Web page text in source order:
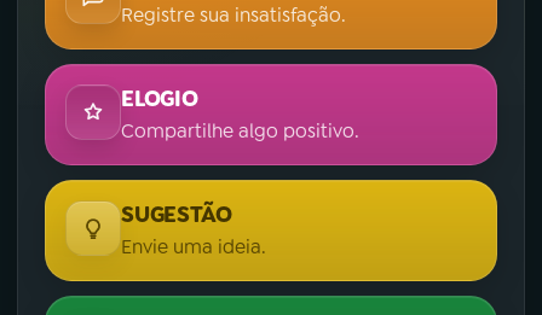
Registre sua insatisfação.
ELOGIO
Compartilhe algo positivo.
SUGESTÃO
Envie uma ideia.